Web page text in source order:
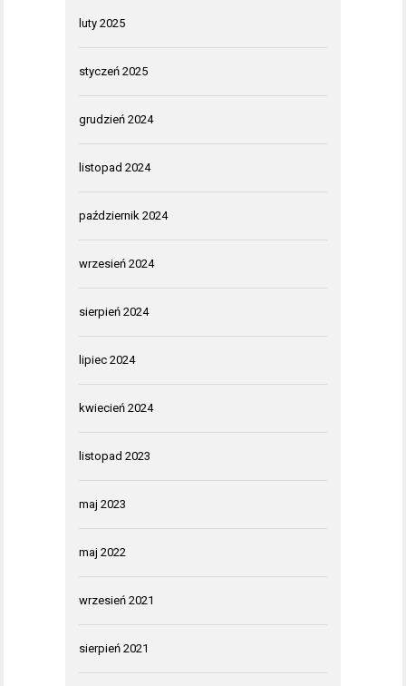
luty 2025
styczeń 2025
grudzień 2024
listopad 2024
październik 2024
wrzesień 2024
sierpień 2024
lipiec 2024
kwiecień 2024
listopad 2023
maj 2023
maj 2022
wrzesień 2021
sierpień 2021